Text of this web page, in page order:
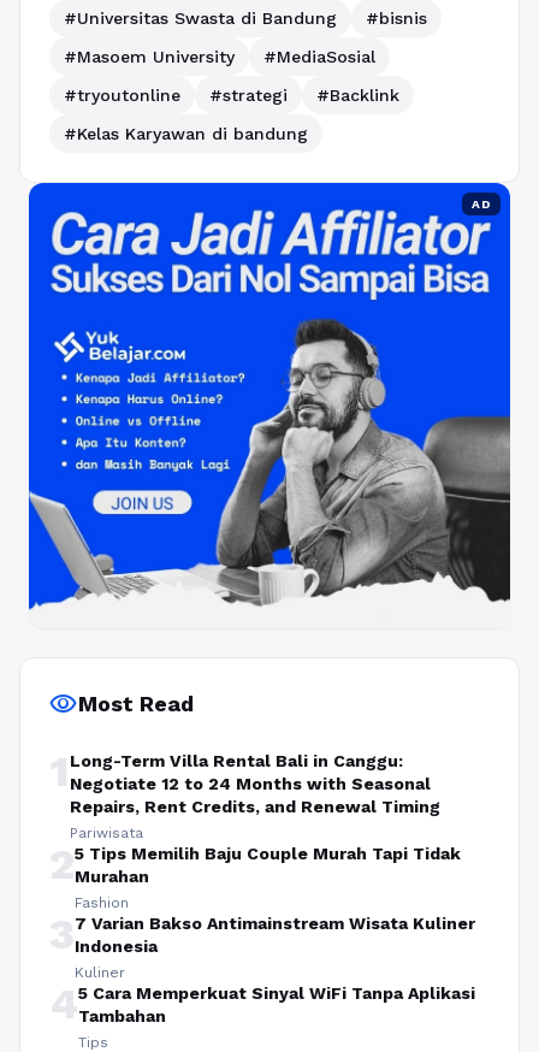
#Universitas Swasta di Bandung
#bisnis
#Masoem University
#MediaSosial
#tryoutonline
#strategi
#Backlink
#Kelas Karyawan di bandung
AD
visibilityMost Read
1 Long-Term Villa Rental Bali in Canggu:
Negotiate 12 to 24 Months with Seasonal
Repairs, Rent Credits, and Renewal Timing
Pariwisata
25 Tips Memilih Baju Couple Murah Tapi Tidak
Murahan
Fashion
37 Varian Bakso Antimainstream Wisata Kuliner
Indonesia
Kuliner
45 Cara Memperkuat Sinyal WiFi Tanpa Aplikasi
Tambahan
Tips